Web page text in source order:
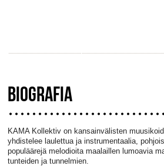
BIOGRAFIA
KAMA Kollektiv on kansainvälisten
yhdistelee laulettua ja instrumentaalia,
populäärejä melodioita maalaillen lumoavia
tunteiden ja tunnelmien.